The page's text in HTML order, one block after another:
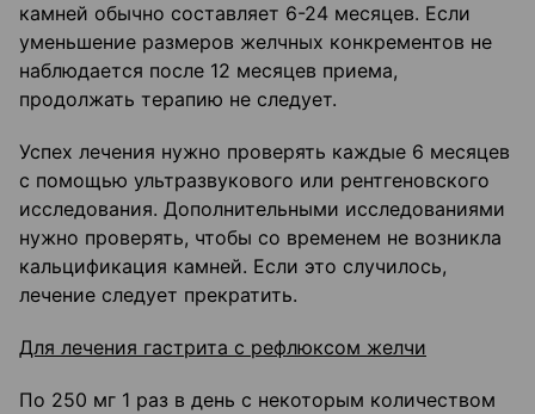
камней обычно составляет 6-24 месяцев. Если
уменьшение размеров желчных конкрементов не
наблюдается после 12 месяцев приема,
продолжать терапию не следует.
Успех лечения нужно проверять каждые 6 месяцев
с помощью ультразвукового или рентгеновского
исследования. Дополнительными исследованиями
нужно проверять, чтобы со временем не возникла
кальцификация камней. Если это случилось,
лечение следует прекратить.
Для лечения гастрита с рефлюксом желчи
По 250 мг 1 раз в день с некоторым количеством